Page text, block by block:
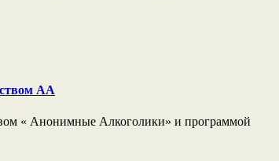
АА
« Анонимные Алкоголики» и программой